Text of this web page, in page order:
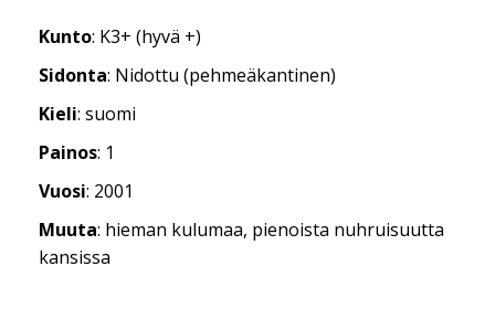
Kunto: K3+ (hyvä +)
Sidonta: Nidottu (pehmeäkantinen)
Kieli: suomi
Painos: 1
Vuosi: 2001
Muuta: hieman kulumaa, pienoista nuhruisuutta
kansissa